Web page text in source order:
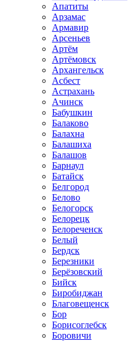
Апатиты
Арзамас
Армавир
Арсеньев
Артём
Артёмовск
Архангельск
Асбест
Астрахань
Ачинск
Бабушкин
Балаково
Балахна
Балашиха
Балашов
Барнаул
Батайск
Белгород
Белово
Белогорск
Белорецк
Белореченск
Белый
Бердск
Березники
Берёзовский
Бийск
Биробиджан
Благовещенск
Бор
Борисоглебск
Боровичи